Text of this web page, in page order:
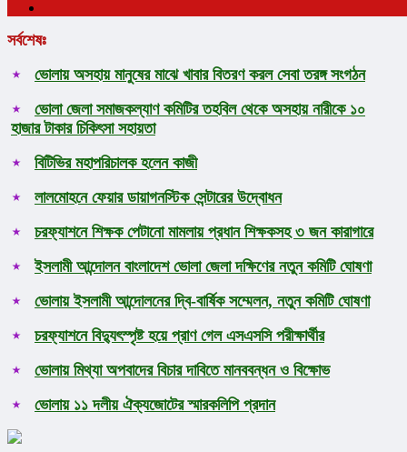
সর্বশেষঃ
ভোলায় অসহায় মানুষের মাঝে খাবার বিতরণ করল সেবা তরঙ্গ সংগঠন
ভোলা জেলা সমাজকল্যাণ কমিটির তহবিল থেকে অসহায় নারীকে ১০
হাজার টাকার চিকিৎসা সহায়তা
বিটিভির মহাপরিচালক হলেন কাজী
লালমোহনে ফেয়ার ডায়াগনস্টিক সেন্টারের উদ্বোধন
চরফ্যাশনে শিক্ষক পেটানো মামলায় প্রধান শিক্ষকসহ ৩ জন কারাগারে
ইসলামী আন্দোলন বাংলাদেশ ভোলা জেলা দক্ষিণের নতুন কমিটি ঘোষণা
ভোলায় ইসলামী আন্দোলনের দ্বি-বার্ষিক সম্মেলন, নতুন কমিটি ঘোষণা
চরফ্যাশনে বিদ্যুৎস্পৃষ্ট হয়ে প্রাণ গেল এসএসসি পরীক্ষার্থীর
ভোলায় মিথ্যা অপবাদের বিচার দাবিতে মানববন্ধন ও বিক্ষোভ
ভোলায় ১১ দলীয় ঐক্যজোটের স্মারকলিপি প্রদান